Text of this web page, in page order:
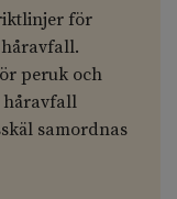
för
peruk och
håravfall
samordnas